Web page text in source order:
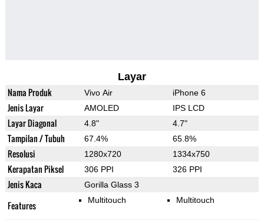
Layar
Nama Produk Vivo Air iPhone 6
Jenis Layar AMOLED IPS LCD
Layar Diagonal 4.8" 4.7"
Tampilan / Tubuh 67.4% 65.8%
Resolusi 1280x720 1334x750
Kerapatan Piksel 306 PPI 326 PPI
Jenis Kaca Gorilla Glass 3
Features Multitouch Multitouch